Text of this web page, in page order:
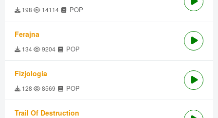
198 14114 POP
Ferajna
134 9204 POP
Fizjologia
128 8569 POP
Trail Of Destruction